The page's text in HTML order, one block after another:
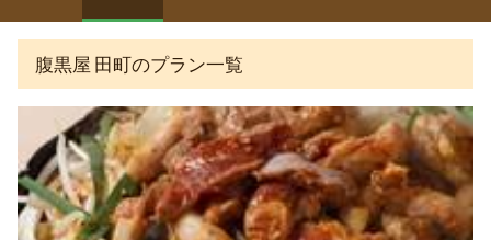
腹黒屋 田町のプラン一覧